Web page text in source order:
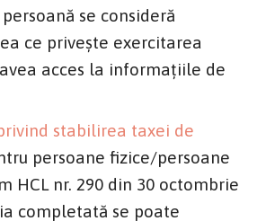
se consideră
ce priveşte exercitarea
acces la informaţiile de
stabilirea taxei de
persoane fizice/persoane
HCL nr. 290 din 30 octombrie
completată se poate